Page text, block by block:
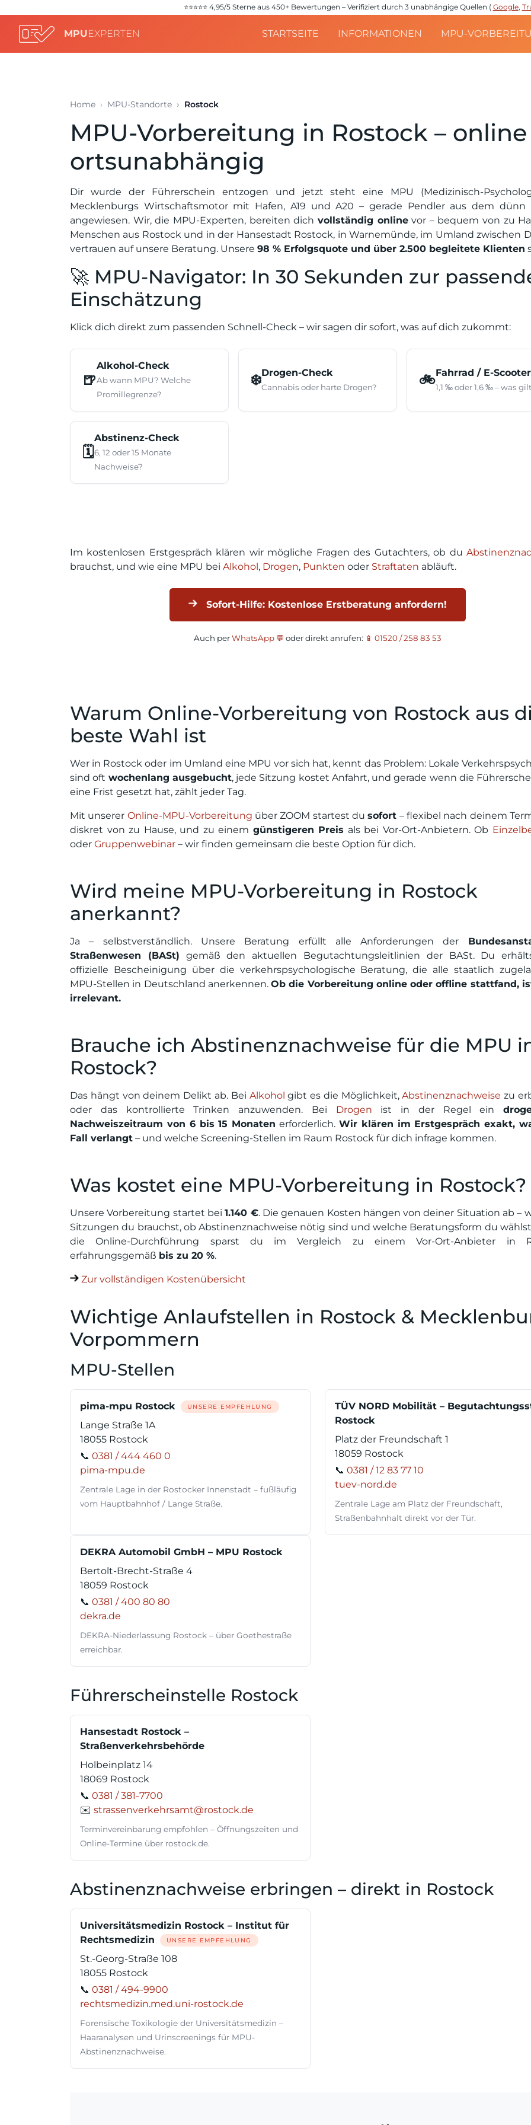
⭐️⭐️⭐️⭐️⭐️ 4,95/5 Sterne aus 450+ Bewertungen – Verifiziert durch 3 unabhängige Quellen ( Google,
MPUEXPERTEN STARTSEITE INFORMATIONEN MPU-
Home MPU-Standorte Rostock
MPU-Vorbereitung in Rostock – online
ortsunabhängig
Dir wurde der Führerschein entzogen und jetzt steht eine MPU (Medizinisch-
Mecklenburgs Wirtschaftsmotor mit Hafen, A19 und A20 – gerade Pendler aus dem
angewiesen. Wir, die MPU-Experten, bereiten dich vollständig onlinevor – bequem von zu
Menschen aus Rostock und in der Hansestadt Rostock, in Warnemünde, im Umland zwischen
vertrauen auf unsere Beratung. Unsere 98 % Erfolgsquote und über 2.500 begleitete Klienten
🚀 MPU-Navigator: In 30 Sekunden zur
Einschätzung
Klick dich direkt zum passenden Schnell-Check – wir sagen dir sofort, was auf dich zukommt:
🍺
Alkohol-Check
Ab wann MPU? Welche
Promillegrenze?
❄️Drogen-Check
Cannabis oder harte Drogen? 🚲Fahrrad / E-Scooter
1,1 ‰ oder 1,6 ‰ – was
🗓️
Abstinenz-Check
6, 12 oder 15 Monate
Nachweise?
Im kostenlosen Erstgespräch klären wir mögliche Fragen des Gutachters, ob du
brauchst, und wie eine MPU bei Alkohol, Drogen, Punkten oder Straftaten abläuft.
Sofort-Hilfe: Kostenlose Erstberatung anfordern!
Auch perWhatsApp 💬 oder direkt anrufen: 📱 01520 / 258 83 53
Warum Online-Vorbereitung von Rostock aus
beste Wahl ist
Wer in Rostock oder im Umland eine MPU vor sich hat, kennt das Problem: Lokale
sind oft wochenlang ausgebucht, jede Sitzung kostet Anfahrt, und gerade wenn die
eine Frist gesetzt hat, zählt jeder Tag.
Mit unserer Online-MPU-Vorbereitung über ZOOM startest dusofort – flexibel nach deinem
diskret von zu Hause, und zu einem günstigeren Preis als bei Vor-Ort-Anbietern. Ob
oder Gruppenwebinar – wir finden gemeinsam die beste Option für dich.
Wird meine MPU-Vorbereitung in Rostock
anerkannt?
Ja – selbstverständlich. Unsere Beratung erfüllt alle Anforderungen der
Straßenwesen (BASt) gemäß den aktuellen Begutachtungsleitlinien der BASt. Du
offizielle Bescheinigung über die verkehrspsychologische Beratung, die alle staatlich
MPU-Stellen in Deutschland anerkennen. Ob die Vorbereitung online oder offline stattfand,
irrelevant.
Brauche ich Abstinenznachweise für die MPU
Rostock?
Das hängt von deinem Delikt ab. Bei Alkohol gibt es die Möglichkeit,Abstinenznachweise zu
oder das kontrollierte Trinken anzuwenden. Bei Drogen ist in der Regel ein
Nachweiszeitraum von 6 bis 15 Monaten erforderlich. Wir klären im Erstgespräch exakt,
Fall verlangt – und welche Screening-Stellen im Raum Rostock für dich infrage kommen.
Was kostet eine MPU-Vorbereitung in Rostock?
Unsere Vorbereitung startet bei1.140 €. Die genauen Kosten hängen von deiner Situation ab –
Sitzungen du brauchst, ob Abstinenznachweise nötig sind und welche Beratungsform du
die Online-Durchführung sparst du im Vergleich zu einem Vor-Ort-Anbieter in
erfahrungsgemäß bis zu 20 %.
Zur vollständigen Kostenübersicht
Wichtige Anlaufstellen in Rostock &
Vorpommern
MPU-Stellen
pima-mpu Rostock UNSERE EMPFEHLUNG
Lange Straße 1A
18055 Rostock
📞 0381 / 444 460 0
pima-mpu.de
Zentrale Lage in der Rostocker Innenstadt – fußläufig
vom Hauptbahnhof / Lange Straße.
TÜV NORD Mobilität –
Rostock
Platz der Freundschaft 1
18059 Rostock
📞 0381 / 12 83 77 10
tuev-nord.de
Zentrale Lage am Platz der Freundschaft,
Straßenbahnhalt direkt vor der Tür.
DEKRA Automobil GmbH – MPU Rostock
Bertolt-Brecht-Straße 4
18059 Rostock
📞 0381 / 400 80 80
dekra.de
DEKRA-Niederlassung Rostock – über Goethestraße
erreichbar.
Führerscheinstelle Rostock
Hansestadt Rostock –
Straßenverkehrsbehörde
Holbeinplatz 14
18069 Rostock
📞 0381 / 381-7700
✉️ strassenverkehrsamt@rostock.de
Terminvereinbarung empfohlen – Öffnungszeiten und
Online-Termine über rostock.de.
Abstinenznachweise erbringen – direkt in Rostock
Universitätsmedizin Rostock – Institut für
Rechtsmedizin
UNSERE EMPFEHLUNG
St.-Georg-Straße 108
18055 Rostock
📞 0381 / 494-9900
rechtsmedizin.med.uni-rostock.de
Forensische Toxikologie der Universitätsmedizin –
Haaranalysen und Urinscreenings für MPU-
Abstinenznachweise.